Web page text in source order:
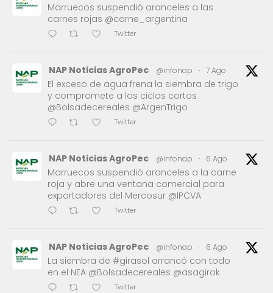
Marruecos suspendió aranceles a las
carnes rojas @carne_argentina
Twitter
NAP Noticias AgroPec @infonap · 7 Ago
El exceso de agua frena la siembra de trigo
y compromete a los ciclos cortos
@Bolsadecereales @ArgenTrigo
Twitter
NAP Noticias AgroPec @infonap · 6 Ago
Marruecos suspendió aranceles a la carne
roja y abre una ventana comercial para
exportadores del Mercosur @IPCVA
Twitter
NAP Noticias AgroPec @infonap · 6 Ago
La siembra de #girasol arrancó con todo
en el NEA @Bolsadecereales @asagirok
Twitter